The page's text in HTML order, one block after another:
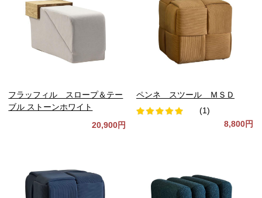
フラッフィル スロープ＆テー
ブル ストーンホワイト
20,900円
ペンネ スツール ＭＳＤ
(1)
8,800円